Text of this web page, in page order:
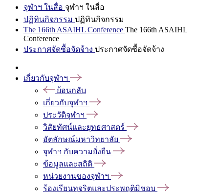
จุฬาฯ ในสื่อ จุฬาฯ ในสื่อ
ปฏิทินกิจกรรม ปฏิทินกิจกรรม
The 166th ASAIHL Conference The 166th ASAIHL
Conference
ประกาศจัดซื้อจัดจ้าง ประกาศจัดซื้อจัดจ้าง
เกี่ยวกับจุฬาฯ
ย้อนกลับ
เกี่ยวกับจุฬาฯ
ประวัติจุฬาฯ
วิสัยทัศน์และยุทธศาสตร์
อัตลักษณ์มหาวิทยาลัย
จุฬาฯ กับความยั่งยืน
ข้อมูลและสถิติ
หน่วยงานของจุฬาฯ
ร้องเรียนทุจริตและประพฤติมิชอบ